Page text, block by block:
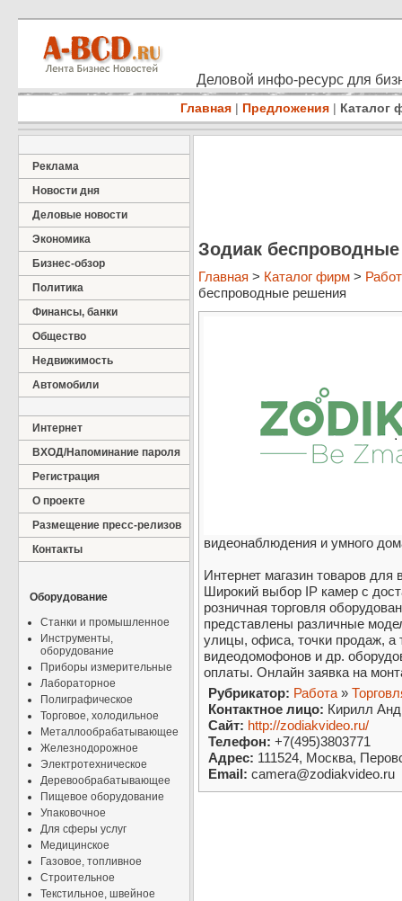
Деловой инфо-ресурс для
Главная | Предложения | Каталог
Реклама
Новости дня
Деловые новости
Экономика
Бизнес-обзор
Политика
Финансы, банки
Общество
Недвижимость
Автомобили
Интернет
ВХОД/Напоминание пароля
Регистрация
О проекте
Размещение пресс-релизов
Контакты
Оборудование
Станки и промышленное
Инструменты,
оборудование
Приборы измерительные
Лабораторное
Полиграфическое
Торговое, холодильное
Металлообрабатывающее
Железнодорожное
Электротехническое
Деревообрабатывающее
Пищевое оборудование
Упаковочное
Для сферы услуг
Медицинское
Газовое, топливное
Строительное
Текстильное, швейное
Зодиак
Главная > Каталог фирм >
беспроводные решения
видеонаблюдения и умного
Интернет магазин товаров
Широкий выбор IP камер с
розничная торговля
представлены различные
улицы, офиса, точки продаж, а
видеодомофонов и др.
оплаты. Онлайн заявка на
Рубрикатор: Работа»
Контактное лицо: Кирилл
Сайт: http://zodiakvideo.ru/
Телефон: +7(495)3803771
Адрес: 111524, Москва,
Email: camera@zodiakvideo.ru